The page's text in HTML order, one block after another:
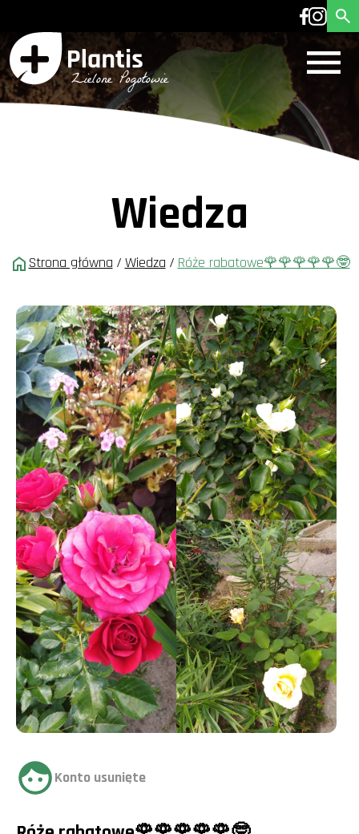
Wiedza
Strona główna / Wiedza / Róże rabatowe🌹🌹🌹🌹🌹🤓
Konto usunięte